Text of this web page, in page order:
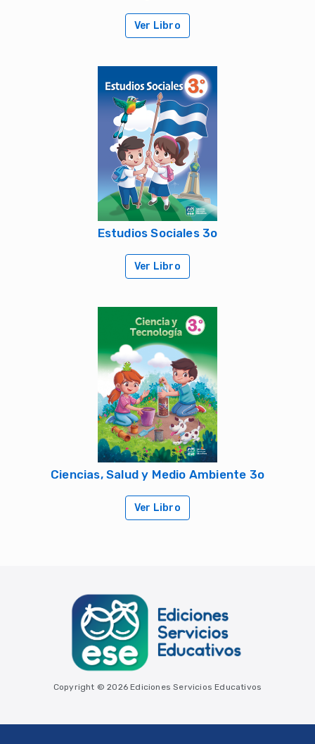
Ver Libro
Estudios Sociales 3o
Ver Libro
Ciencias, Salud y Medio Ambiente 3o
Ver Libro
Copyright © 2026 Ediciones Servicios Educativos